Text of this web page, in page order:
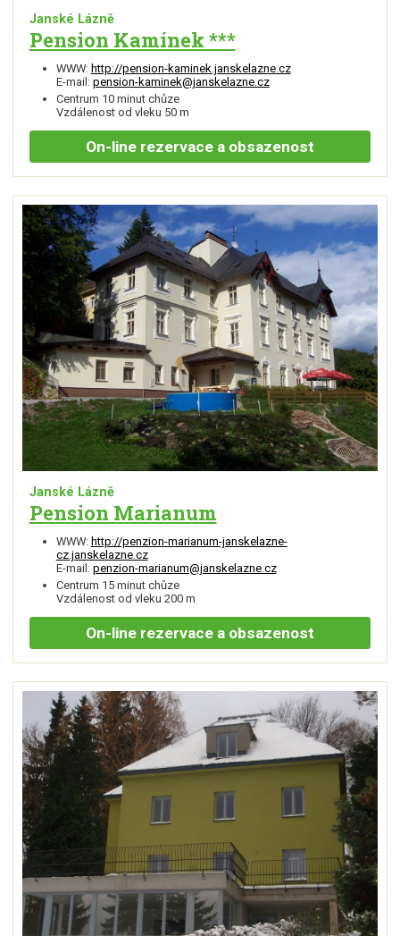
Janské Lázně
Pension Kamínek ***
WWW: http://pension-kaminek.janskelazne.cz
E-mail: pension-kaminek@janskelazne.cz
Centrum 10 minut chůze
Vzdálenost od vleku 50 m
On-line rezervace a obsazenost
Janské Lázně
Pension Marianum
WWW: http://penzion-marianum-janskelazne-
cz.janskelazne.cz
E-mail: penzion-marianum@janskelazne.cz
Centrum 15 minut chůze
Vzdálenost od vleku 200 m
On-line rezervace a obsazenost